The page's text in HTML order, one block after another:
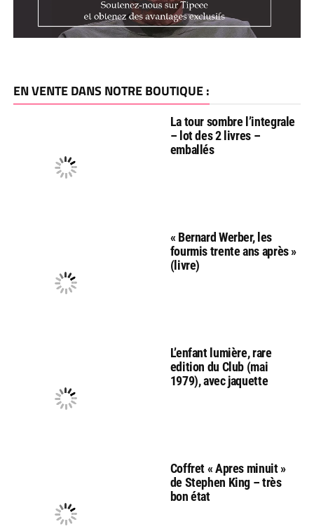
EN VENTE DANS NOTRE BOUTIQUE :
La tour sombre l’integrale
– lot des 2 livres –
emballés
« Bernard Werber, les
fourmis trente ans après »
(livre)
L’enfant lumière, rare
edition du Club (mai
1979), avec jaquette
Coffret « Apres minuit »
de Stephen King – très
bon état